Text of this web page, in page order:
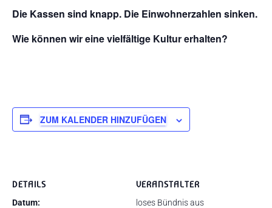
Die Kassen sind knapp. Die Einwohnerzahlen sinken.
Wie können wir eine vielfältige Kultur erhalten?
ZUM KALENDER HINZUFÜGEN
DETAILS
Datum:
VERANSTALTER
loses Bündnis aus